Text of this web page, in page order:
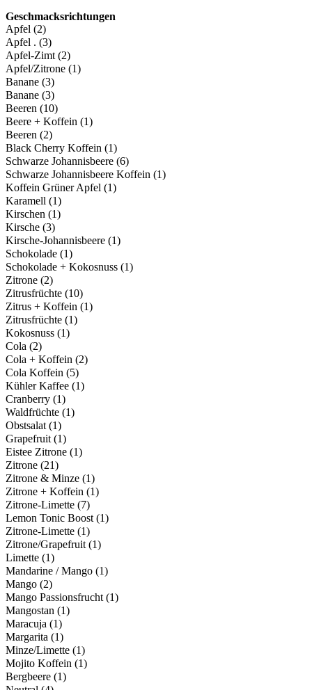
Geschmacksrichtungen
Apfel (2)
Apfel . (3)
Apfel-Zimt (2)
Apfel/Zitrone (1)
Banane (3)
Banane (3)
Beeren (10)
Beere + Koffein (1)
Beeren (2)
Black Cherry Koffein (1)
Schwarze Johannisbeere (6)
Schwarze Johannisbeere Koffein (1)
Koffein Grüner Apfel (1)
Karamell (1)
Kirschen (1)
Kirsche (3)
Kirsche-Johannisbeere (1)
Schokolade (1)
Schokolade + Kokosnuss (1)
Zitrone (2)
Zitrusfrüchte (10)
Zitrus + Koffein (1)
Zitrusfrüchte (1)
Kokosnuss (1)
Cola (2)
Cola + Koffein (2)
Cola Koffein (5)
Kühler Kaffee (1)
Cranberry (1)
Waldfrüchte (1)
Obstsalat (1)
Grapefruit (1)
Eistee Zitrone (1)
Zitrone (21)
Zitrone & Minze (1)
Zitrone + Koffein (1)
Zitrone-Limette (7)
Lemon Tonic Boost (1)
Zitrone-Limette (1)
Zitrone/Grapefruit (1)
Limette (1)
Mandarine / Mango (1)
Mango (2)
Mango Passionsfrucht (1)
Mangostan (1)
Maracuja (1)
Margarita (1)
Minze/Limette (1)
Mojito Koffein (1)
Bergbeere (1)